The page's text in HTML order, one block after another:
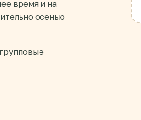
время и на
осенью